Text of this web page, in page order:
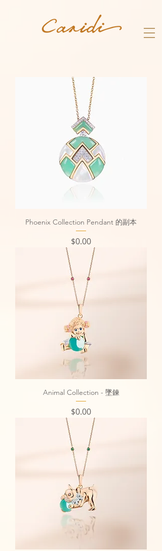
Phoenix Collection Pendant 的副本
價格
$0.00
Animal Collection - 墜鍊
價格
$0.00